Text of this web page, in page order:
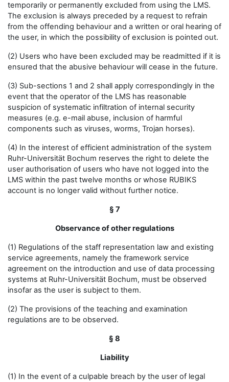
temporarily or permanently excluded from using the LMS.
The exclusion is always preceded by a request to refrain
from the offending behaviour and a written or oral hearing of
the user, in which the possibility of exclusion is pointed out.
(2) Users who have been excluded may be readmitted if it is
ensured that the abusive behaviour will cease in the future.
(3) Sub-sections 1 and 2 shall apply correspondingly in the
event that the operator of the LMS has reasonable
suspicion of systematic infiltration of internal security
measures (e.g. e-mail abuse, inclusion of harmful
components such as viruses, worms, Trojan horses).
(4) In the interest of efficient administration of the system
Ruhr-Universität Bochum reserves the right to delete the
user authorisation of users who have not logged into the
LMS within the past twelve months or whose RUBIKS
account is no longer valid without further notice.
§ 7
Observance of other regulations
(1) Regulations of the staff representation law and existing
service agreements, namely the framework service
agreement on the introduction and use of data processing
systems at Ruhr-Universität Bochum, must be observed
insofar as the user is subject to them.
(2) The provisions of the teaching and examination
regulations are to be observed.
§ 8
Liability
(1) In the event of a culpable breach by the user of legal